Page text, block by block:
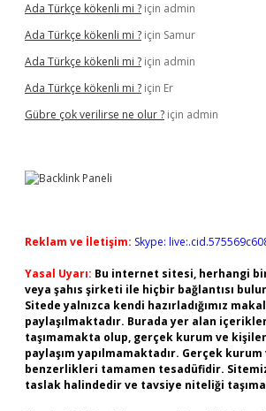
Ada Türkçe kökenli mi ? için admin
Ada Türkçe kökenli mi ? için Samur
Ada Türkçe kökenli mi ? için admin
Ada Türkçe kökenli mi ? için Er
Gübre çok verilirse ne olur ? için admin
Reklam ve İletişim: Skype:
Yasal Uyarı: Bu internet sitesi, herhangi
veya şahıs şirketi ile hiçbir bağlantısı
Sitede yalnızca kendi hazırladığımız
paylaşılmaktadır. Burada yer alan
taşımamakta olup, gerçek kurum ve
paylaşım yapılmamaktadır. Gerçek
benzerlikleri tamamen tesadüfidir.
taslak halindedir ve tavsiye niteliği